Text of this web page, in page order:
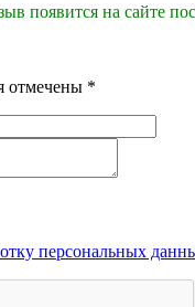
появится на сайте
отмечены *
персональных